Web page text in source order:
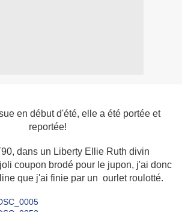
en début d'été, elle a été portée et
reportée!
dans un Liberty Ellie Ruth divin
coupon brodé pour le jupon, j'ai donc
que j'ai finie par un ourlet roulotté.